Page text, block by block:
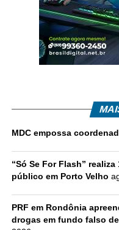
MDC empossa
“Só Se For Flash”
público em Porto Velho
PRF em Rondônia
drogas em fundo falso